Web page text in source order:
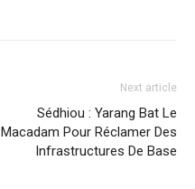
Next article
Sédhiou : Yarang Bat Le
Macadam Pour Réclamer Des
Infrastructures De Base